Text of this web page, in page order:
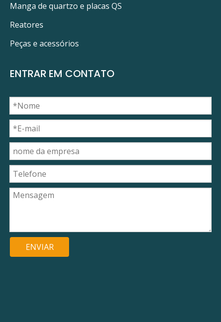
Manga de quartzo e placas QS
Reatores
Peças e acessórios
ENTRAR EM CONTATO
ENVIAR